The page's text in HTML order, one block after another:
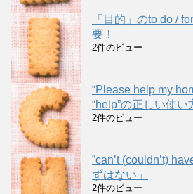
「目的」のto do /
要！
2件のビュー
“Please help my
“help”の正しい使い
2件のビュー
”can’t (couldn’t)
ずはない」
2件のビュー